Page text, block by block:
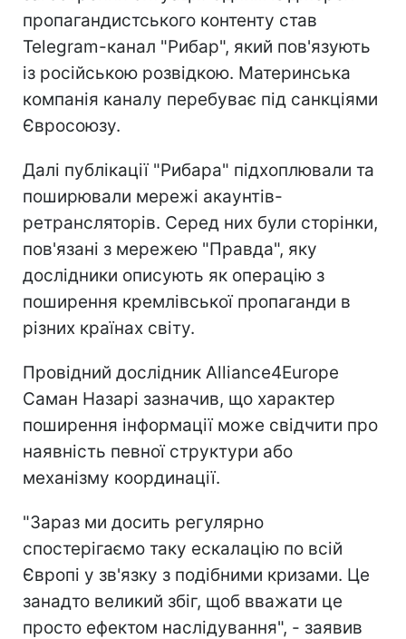
пропагандистського контенту став
Telegram-канал "Рибар", який пов'язують
із російською розвідкою. Материнська
компанія каналу перебуває під санкціями
Євросоюзу.
Далі публікації "Рибара" підхоплювали та
поширювали мережі акаунтів-
ретрансляторів. Серед них були сторінки,
пов'язані з мережею "Правда", яку
дослідники описують як операцію з
поширення кремлівської пропаганди в
різних країнах світу.
Провідний дослідник Alliance4Europe
Саман Назарі зазначив, що характер
поширення інформації може свідчити про
наявність певної структури або
механізму координації.
"Зараз ми досить регулярно
спостерігаємо таку ескалацію по всій
Європі у зв'язку з подібними кризами. Це
занадто великий збіг, щоб вважати це
просто ефектом наслідування", - заявив